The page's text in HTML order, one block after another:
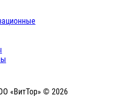
«ВитТор» © 2026